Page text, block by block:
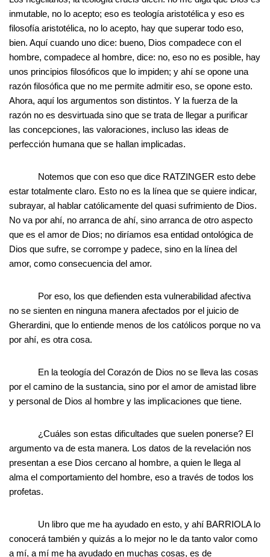
inmutable, no lo acepto; eso es teología aristotélica y eso es
filosofía aristotélica, no lo acepto, hay que superar todo eso,
bien. Aquí cuando uno dice: bueno, Dios compadece con el
hombre, compadece al hombre, dice: no, eso no es posible, hay
unos principios filosóficos que lo impiden; y ahí se opone una
razón filosófica que no me permite admitir eso, se opone esto.
Ahora, aquí los argumentos son distintos. Y la fuerza de la
razón no es desvirtuada sino que se trata de llegar a purificar
las concepciones, las valoraciones, incluso las ideas de
perfección humana que se hallan implicadas.
Notemos que con eso que dice RATZINGER esto debe
estar totalmente claro. Esto no es la línea que se quiere indicar,
subrayar, al hablar católicamente del quasi sufrimiento de Dios.
No va por ahí, no arranca de ahí, sino arranca de otro aspecto
que es el amor de Dios; no diríamos esa entidad ontológica de
Dios que sufre, se corrompe y padece, sino en la línea del
amor, como consecuencia del amor.
Por eso, los que defienden esta vulnerabilidad afectiva
no se sienten en ninguna manera afectados por el juicio de
Gherardini, que lo entiende menos de los católicos porque no va
por ahí, es otra cosa.
En la teología del Corazón de Dios no se lleva las cosas
por el camino de la sustancia, sino por el amor de amistad libre
y personal de Dios al hombre y las implicaciones que tiene.
¿Cuáles son estas dificultades que suelen ponerse? El
argumento va de esta manera. Los datos de la revelación nos
presentan a ese Dios cercano al hombre, a quien le llega al
alma el comportamiento del hombre, eso a través de todos los
profetas.
Un libro que me ha ayudado en esto, y ahí BARRIOLA lo
conocerá también y quizás a lo mejor no le da tanto valor como
a mí, a mí me ha ayudado en muchas cosas, es de